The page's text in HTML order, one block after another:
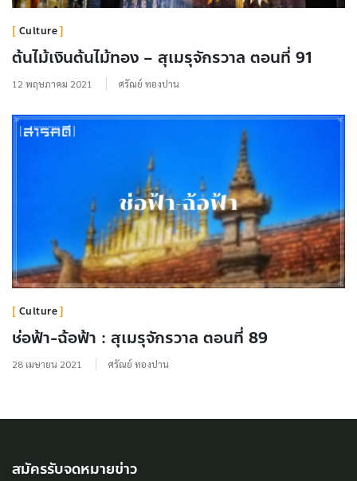
Culture
ต้นไม้เงินต้นไม้ทอง – สุเมรุจักรวาล ตอนที่ 91
12 พฤษภาคม 2021 ศรัณย์ ทองปาน
Culture
ช่อฟ้า-ฉ้อฟ้า : สุเมรุจักรวาล ตอนที่ 89
28 เมษายน 2021 ศรัณย์ ทองปาน
สมัครรับจดหมายข่าว